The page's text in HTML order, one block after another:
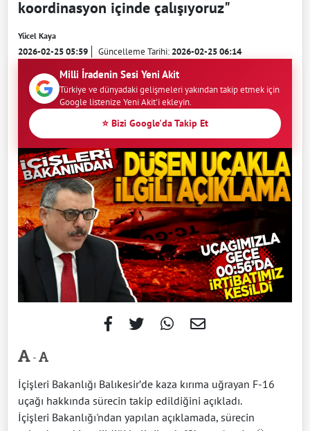
koordinasyon içinde çalışıyoruz"
Yücel Kaya
2026-02-25 05:59 Güncelleme Tarihi:2026-02-25 06:14
Milli İradenin Sesi Yeni Akit
Türkiye ve dünyadaki gelişmeleri yakından takip etmek için
Google listenize Yeni Akit'i ekleyin.
⭐ Bizi Google'da Takip Et
-
İçişleri Bakanlığı Balıkesir’de kaza kırıma uğrayan F-16
uçağı hakkında sürecin takip edildiğini açıkladı.
İçişleri Bakanlığı'ndan yapılan açıklamada, sürecin